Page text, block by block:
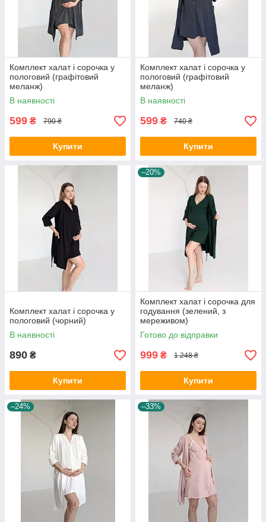
Комплект халат і сорочка у
пологовий (графітовий
меланж)
В наявності
599 ₴ 790 ₴
Купити
Комплект халат і сорочка у
пологовий (графітовий
меланж)
В наявності
599 ₴ 740 ₴
Купити
Комплект халат і сорочка у
пологовий (чорний)
В наявності
890 ₴
Купити
–20%
Комплект халат і сорочка для
годування (зелений, з
мереживом)
Готово до відправки
999 ₴ 1 248 ₴
Купити
–24% –33%